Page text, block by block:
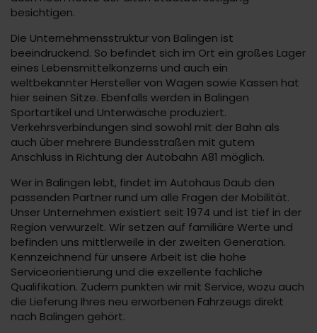
besichtigen.
Die Unternehmensstruktur von Balingen ist
beeindruckend. So befindet sich im Ort ein großes Lager
eines Lebensmittelkonzerns und auch ein
weltbekannter Hersteller von Wagen sowie Kassen hat
hier seinen Sitze. Ebenfalls werden in Balingen
Sportartikel und Unterwäsche produziert.
Verkehrsverbindungen sind sowohl mit der Bahn als
auch über mehrere Bundesstraßen mit gutem
Anschluss in Richtung der Autobahn A81 möglich.
Wer in Balingen lebt, findet im Autohaus Daub den
passenden Partner rund um alle Fragen der Mobilität.
Unser Unternehmen existiert seit 1974 und ist tief in der
Region verwurzelt. Wir setzen auf familiäre Werte und
befinden uns mittlerweile in der zweiten Generation.
Kennzeichnend für unsere Arbeit ist die hohe
Serviceorientierung und die exzellente fachliche
Qualifikation. Zudem punkten wir mit Service, wozu auch
die Lieferung Ihres neu erworbenen Fahrzeugs direkt
nach Balingen gehört.